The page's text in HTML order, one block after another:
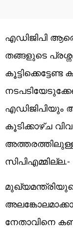
എഡിജിപി
തങ്ങളുടെ
കൂടിക്കാഴ്ച
നേതാവിനെ